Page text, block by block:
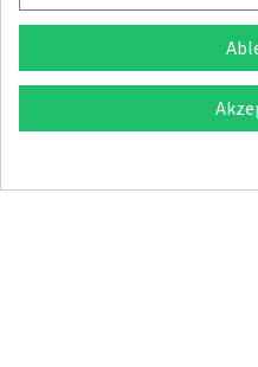
© 2025 SingleQuiver – Alle